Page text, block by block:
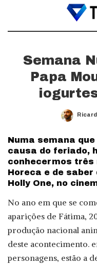
Semana
Papa
Numa semana
causa do feriado,
conhecermos três
Horeca e de saber
Holly One, no
No ano em que se
aparições de Fátima,
produção nacional
deste acontecimento.
personagens, estão a